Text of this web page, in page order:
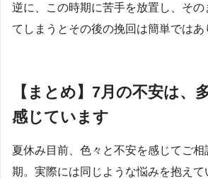
逆に、この時期に苦手を放置し、その
てしまうとその後の挽回は簡単ではあ
【まとめ】7月の不安は、
感じています
夏休み目前、色々と不安を感じてご
期。実際には同じような悩みを抱えて